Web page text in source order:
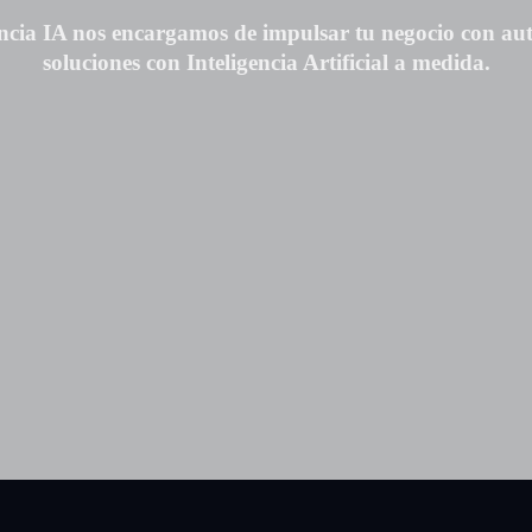
IAnos encargamos de impulsar tu negocio con
soluciones con Inteligencia Artificial a medida.